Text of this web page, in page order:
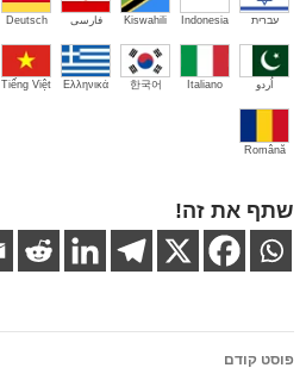
עברית Indonesia
Kiswahili فارسی Deutsch
اُردو Italiano
한국어
Ελληνικά
Tiếng Việt
Română
שתף את זה!
ניווט
פוסט קודם